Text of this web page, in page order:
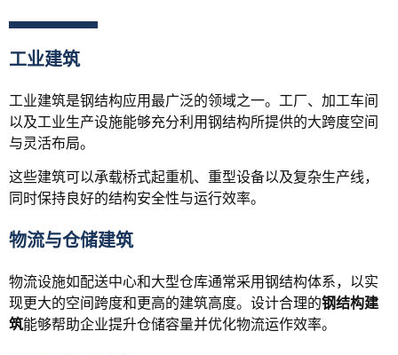
工业建筑
工业建筑是钢结构应用最广泛的领域之一。工厂、加工车间
以及工业生产设施能够充分利用钢结构所提供的大跨度空间
与灵活布局。
这些建筑可以承载桥式起重机、重型设备以及复杂生产线，
同时保持良好的结构安全性与运行效率。
物流与仓储建筑
物流设施如配送中心和大型仓库通常采用钢结构体系，以实
现更大的空间跨度和更高的建筑高度。设计合理的钢结构建
筑能够帮助企业提升仓储容量并优化物流运作效率。